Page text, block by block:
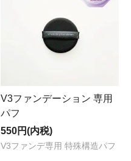
V3ファンデーション 専用
パフ
550円(内税)
V3ファンデ専用 特殊構造パフ